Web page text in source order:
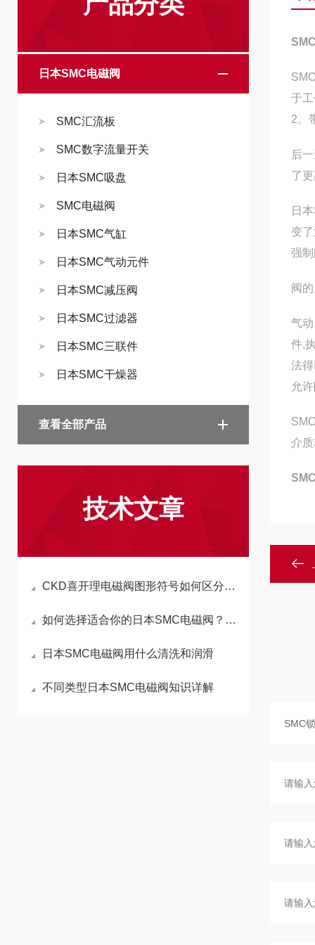
日本SMC电磁阀
SMC汇流板
SMC数字流量开关
日本SMC吸盘
SMC电磁阀
日本SMC气缸
日本SMC气动元件
日本SMC减压阀
日本SMC过滤器
日本SMC三联件
日本SMC干燥器
查看全部产品
技术文章
CKD喜开理电磁阀图形符号如何区分常开和常闭状态
如何选择适合你的日本SMC电磁阀？详细解析与应用指南
日本SMC电磁阀用什么清洗和润滑
不同类型日本SMC电磁阀知识详解
于
2。
后
了
日
变
强
阀
气
件,
法
允
介